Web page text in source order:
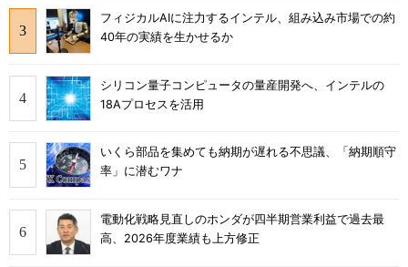
フィジカルAIに注力するインテル、組み込み市場での約
40年の実績を生かせるか
シリコン量子コンピュータの量産開発へ、インテルの
18Aプロセスを活用
いくら部品を集めても納期が遅れる不思議、「納期順守
率」に潜むワナ
電動化戦略見直しのホンダが四半期営業利益で過去最
高、2026年度業績も上方修正